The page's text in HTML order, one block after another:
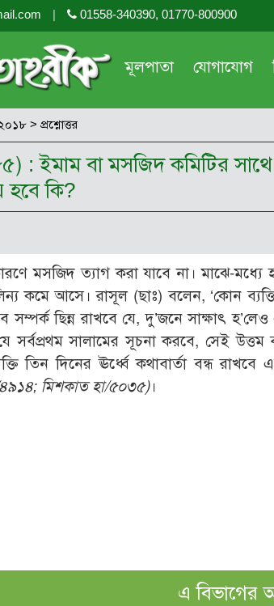
| 01558-340390, 01770-800900
মূলপাতা যোগাযোগ
> প্রশ্নোত্তর
: ইমাম বা মসজিদ কমিটির
হবে কি?
মসজিদ ত্যাগ করা যাবে না। মাঝে-
কমে আসে। রাসূল (ছাঃ) বলেন, ‘কোন
সম্পর্ক ছিন্ন রাখবে যে, দু’জনে সাক্ষাৎ
সর্বপ্রথম সালামের সূচনা করবে, সেই উত্তম
তিন দিনের ঊর্ধ্বে কথাবার্তা বন্ধ রাখবে
মিশকাত হা/৫০৩৫)।
এ বিভাগের